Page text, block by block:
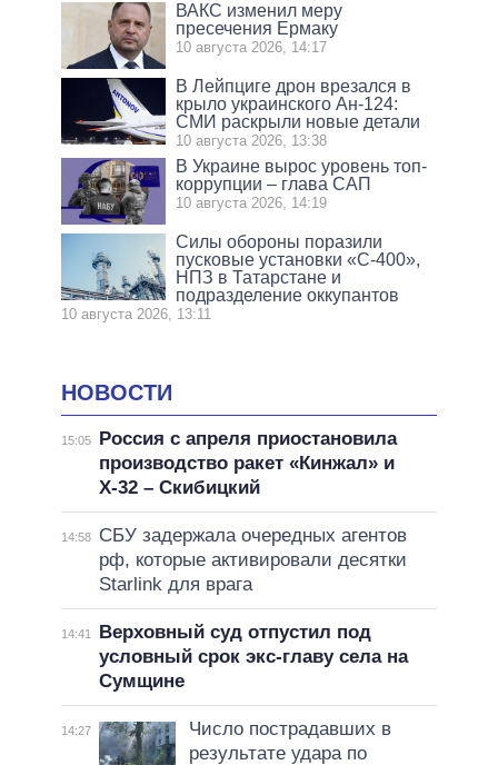
ВАКС изменил меру
пресечения Ермаку
10 августа 2026, 14:17
В Лейпциге дрон врезался в
крыло украинского Ан-124:
СМИ раскрыли новые детали
10 августа 2026, 13:38
В Украине вырос уровень топ-
коррупции – глава САП
10 августа 2026, 14:19
Силы обороны поразили
пусковые установки «С-400»,
НПЗ в Татарстане и
подразделение оккупантов
10 августа 2026, 13:11
НОВОСТИ
15:05
Россия с апреля приостановила
производство ракет «Кинжал» и
Х-32 – Скибицкий
14:58
СБУ задержала очередных агентов
рф, которые активировали десятки
Starlink для врага
14:41
Верховный суд отпустил под
условный срок экс-главу села на
Сумщине
14:27
Число пострадавших в
результате удара по